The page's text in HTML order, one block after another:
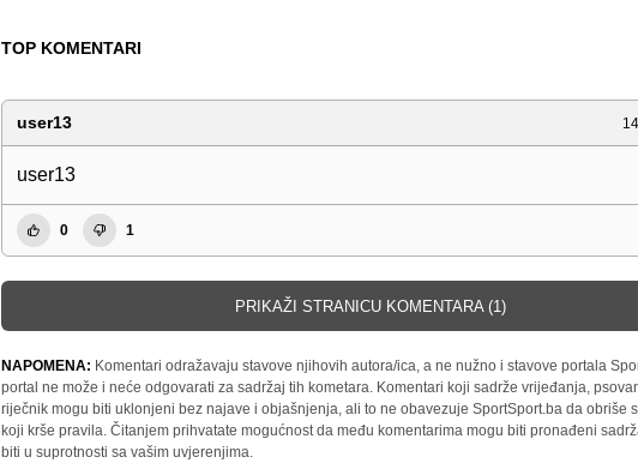
TOP KOMENTARI
user13
user13
0 1
PRIKAŽI STRANICU KOMENTARA (1)
NAPOMENA: Komentari odražavaju stavove njihovih autora/ica, a ne nužno i stavove portala
portal ne može i neće odgovarati za sadržaj tih kometara. Komentari koji sadrže vrijeđanja,
riječnik mogu biti uklonjeni bez najave i objašnjenja, ali to ne obavezuje SportSport.ba da obriše
koji krše pravila. Čitanjem prihvatate mogućnost da među komentarima mogu biti pronađeni
biti u suprotnosti sa vašim uvjerenjima.